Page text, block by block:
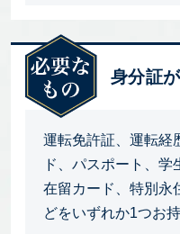
身分証
運転免許証、運転経
ド、パスポート、学
在留カード、特別永
どをいずれか1つお